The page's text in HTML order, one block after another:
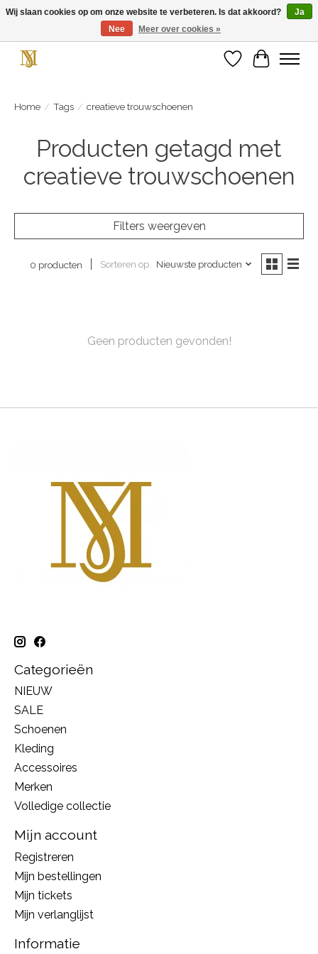
Unieke schoenen en een feestje aan je voeten! Gratis verzending vanaf € 75,-
Verlanglijst
Home / Tags / creatieve trouwschoenen
Producten getagd met
creatieve trouwschoenen
Filters weergeven
0 producten Sorteren op Nieuwste producten
Geen producten gevonden!
Categorieën
NIEUW
SALE
Schoenen
Kleding
Accessoires
Merken
Volledige collectie
Mijn account
Registreren
Mijn bestellingen
Mijn tickets
Mijn verlanglijst
Informatie
Wij slaan cookies op om onze website te verbeteren. Is dat akkoord?
Ja
Nee
Meer over cookies »